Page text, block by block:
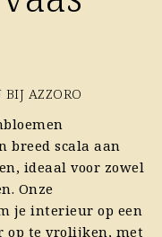
AZZORO
breed scala aan
ideaal voor zowel
Onze
je interieur op een
op te vrolijken, met